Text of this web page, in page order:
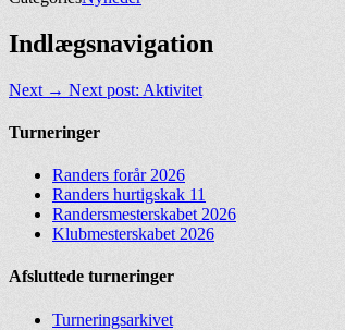
Indlægsnavigation
Next → Next post: Aktivitet
Turneringer
Randers forår 2026
Randers hurtigskak 11
Randersmesterskabet 2026
Klubmesterskabet 2026
Afsluttede turneringer
Turneringsarkivet